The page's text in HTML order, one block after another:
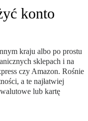
konto
kraju albo po prostu
sklepach i na
czy Amazon. Rośnie
a te najłatwiej
lub kartę